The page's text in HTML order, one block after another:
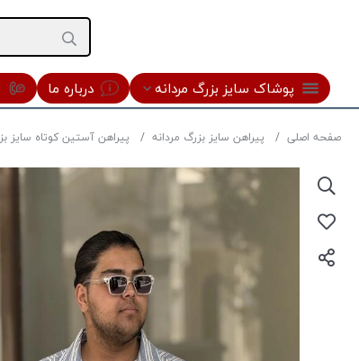
پوشاک سایز بزرگ مردانه درباره ما
صفحه اصلی پیراهن سایز بزرگ مردانه پیراهن آستین کوتاه سایز